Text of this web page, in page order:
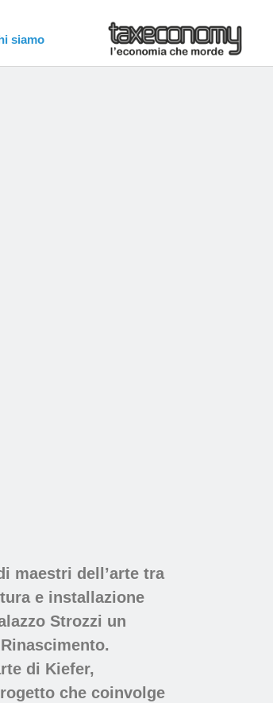
siamo
maestri dell’arte tra
e installazione
Strozzi un
di Kiefer,
che coinvolge